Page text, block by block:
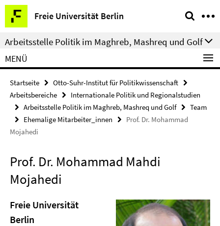
Springe
direkt
zu
Inhalt
Freie Universität Berlin
Service-
Navigation
Arbeitsstelle Politik im Maghreb, Mashreq und Golf
MENÜ
Startseite
Otto-Suhr-Institut für Politikwissenschaft
Arbeitsbereiche
Internationale Politik und Regionalstudien
Arbeitsstelle Politik im Maghreb, Mashreq und Golf
Team
Ehemalige Mitarbeiter_innen
Prof. Dr. Mohammad
Mojahedi
Prof. Dr. Mohammad Mahdi
Mojahedi
Freie Universität
Berlin